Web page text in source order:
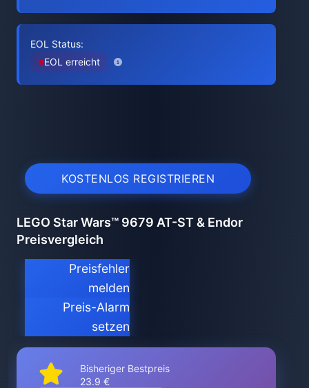
EOL Status:
EOL erreicht
KOSTENLOS REGISTRIEREN
LEGO Star Wars™ 9679 AT-ST & Endor
Preisvergleich
Preisfehler
melden
Preis-Alarm
setzen
Bisheriger Bestpreis
23.9 €